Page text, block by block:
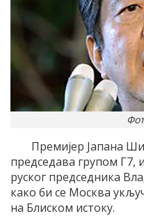
Премиjер Jапана
председава групом Г7,
руског председника
како би се Mосква
на Блиском истоку.